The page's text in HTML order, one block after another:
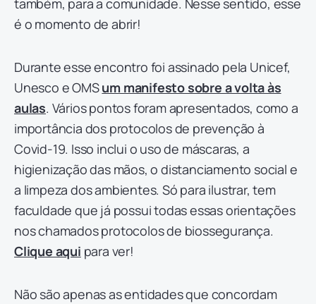
também, para a comunidade. Nesse sentido, esse
é o momento de abrir!
Durante esse encontro foi assinado pela Unicef,
Unesco e OMSum manifesto sobre a volta às
aulas. Vários pontos foram apresentados, como a
importância dos protocolos de prevenção à
Covid-19. Isso inclui o uso de máscaras, a
higienização das mãos, o distanciamento social e
a limpeza dos ambientes. Só para ilustrar, tem
faculdade que já possui todas essas orientações
nos chamados protocolos de biossegurança.
Clique aqui para ver!
Não são apenas as entidades que concordam